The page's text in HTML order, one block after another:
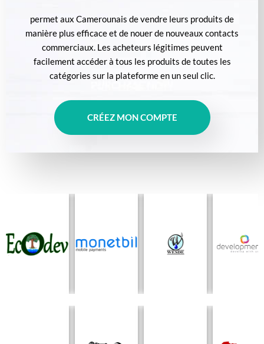
permet aux Camerounais de vendre leurs produits de
manière plus efficace et de nouer de nouveaux contacts
commerciaux. Les acheteurs légitimes peuvent
facilement accéder à tous les produits de toutes les
catégories sur la plateforme en un seul clic.
CRÉEZ MON COMPTE